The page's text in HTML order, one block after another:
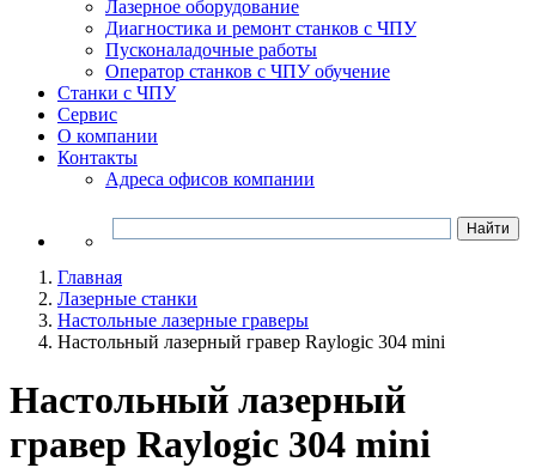
Лазерное оборудование
Диагностика и ремонт станков с ЧПУ
Пусконаладочные работы
Оператор станков с ЧПУ обучение
Станки с ЧПУ
Сервис
О компании
Контакты
Адреса офисов компании
Главная
Лазерные станки
Настольные лазерные граверы
Настольный лазерный гравер Raylogic 304 mini
Настольный лазерный
гравер Raylogic 304 mini